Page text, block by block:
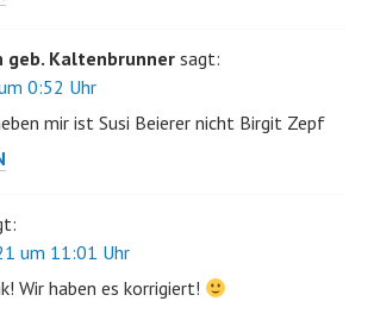
geb. Kaltenbrunner sagt:
0:52 Uhr
mir ist Susi Beierer nicht Birgit Zepf
um 11:01 Uhr
Wir haben es korrigiert!